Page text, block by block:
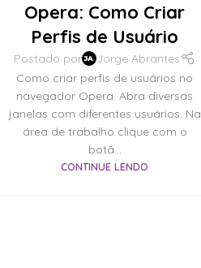
Opera: Como Criar
Perfis de Usuário
Postado por
Jorge Abrantes
Como criar perfis de usuários no
navegador Opera. Abra diversas
janelas com diferentes usuários. Na
área de trabalho clique com o
botã...
CONTINUE LENDO